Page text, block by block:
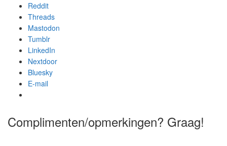
Reddit
Threads
Mastodon
Tumblr
LinkedIn
Nextdoor
Bluesky
E-mail
Complimenten/opmerkingen? Graag!